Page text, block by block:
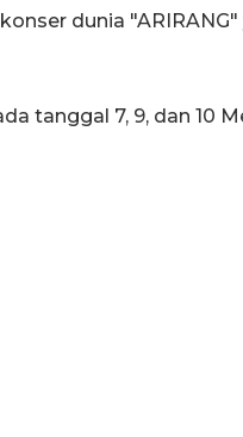
dunia
tanggal 7, 9, dan 10